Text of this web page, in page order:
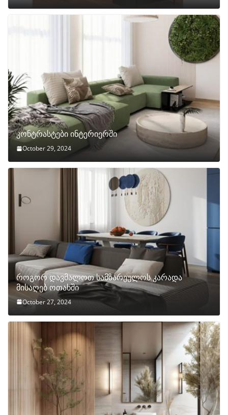
კონტრასტები ინტერიერში
October 29, 2024
როგორ დავმალოთ სამზარეულოს კარადა
მისაღებ ოთახში
October 27, 2024